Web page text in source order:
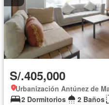
S/.405,000
Urbanización Antúnez de
2 Dormitorios
2 Baños